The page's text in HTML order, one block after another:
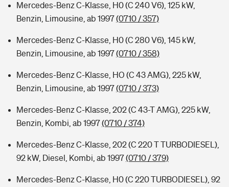
Mercedes-Benz C-Klasse, H0 (C 240 V6), 125 kW,
Benzin, Limousine, ab 1997(0710 / 357)
Mercedes-Benz C-Klasse, H0 (C 280 V6), 145 kW,
Benzin, Limousine, ab 1997(0710 / 358)
Mercedes-Benz C-Klasse, HO (C 43 AMG), 225 kW,
Benzin, Limousine, ab 1997(0710 / 373)
Mercedes-Benz C-Klasse, 202 (C 43-T AMG), 225 kW,
Benzin, Kombi, ab 1997(0710 / 374)
Mercedes-Benz C-Klasse, 202 (C 220 T TURBODIESEL),
92 kW, Diesel, Kombi, ab 1997(0710 / 379)
Mercedes-Benz C-Klasse, H0 (C 220 TURBODIESEL), 92